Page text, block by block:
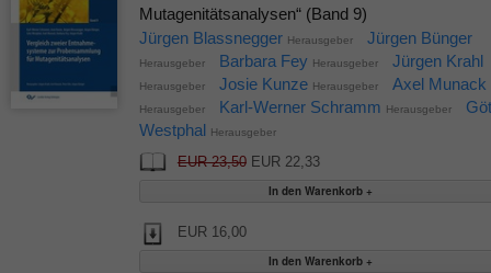
Mutagenitätsanalysen“ (Band 9)
Jürgen Blassnegger Herausgeber Jürgen Bünger
Herausgeber Barbara Fey Herausgeber Jürgen Krahl
Herausgeber Josie Kunze Herausgeber Axel Munack
Herausgeber Karl-Werner Schramm Herausgeber
Westphal Herausgeber
EUR 23,50EUR 22,33
EUR 16,00